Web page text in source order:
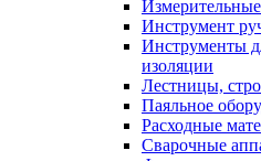
Инструмент
Инструменты
изоляции
Лестницы,
Паяльное
Расходные
Сварочные